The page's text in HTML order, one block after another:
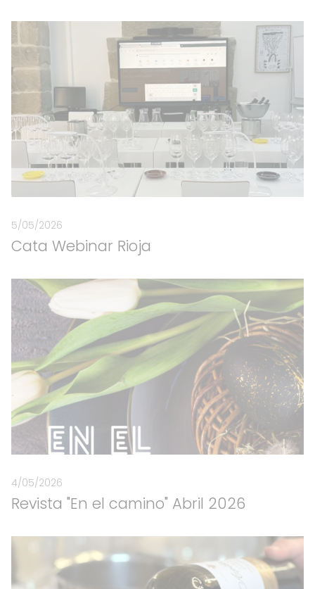
5/05/2026
Cata Webinar Rioja
4/05/2026
Revista "En el camino" Abril 2026